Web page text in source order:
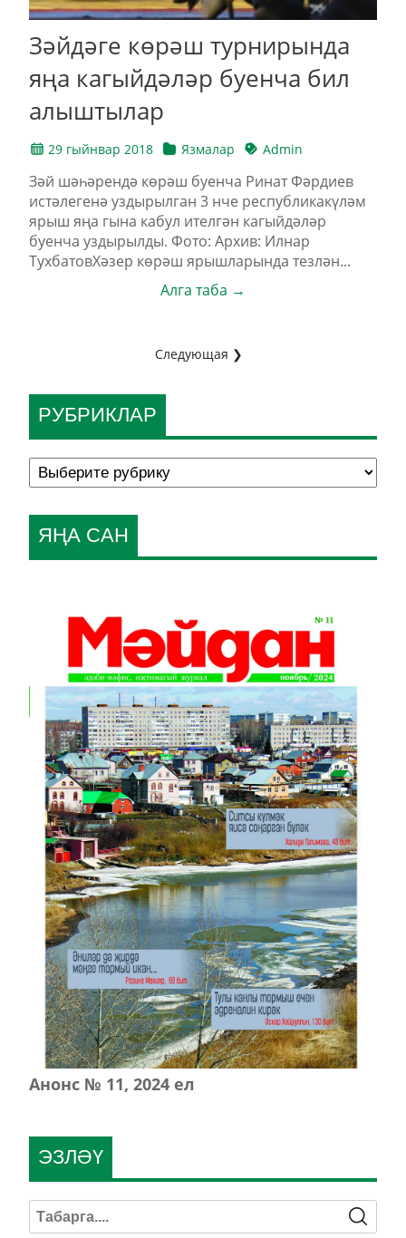
Зәйдәге көрәш турнирында
яңа кагыйдәләр буенча бил
алыштылар
29 гыйнвар 2018 Язмалар Admin
Зәй шәһәрендә көрәш буенча Ринат Фәрдиев
истәлегенә уздырылган 3 нче республикакүләм
ярыш яңа гына кабул ителгән кагыйдәләр
буенча уздырылды. Фото: Архив: Илнар
ТухбатовХәзер көрәш ярышларында тезлән...
Алга таба →
Следующая ❯
РУБРИКЛАР
ЯҢА САН
Анонс № 11, 2024 ел
ЭЗЛӘҮ